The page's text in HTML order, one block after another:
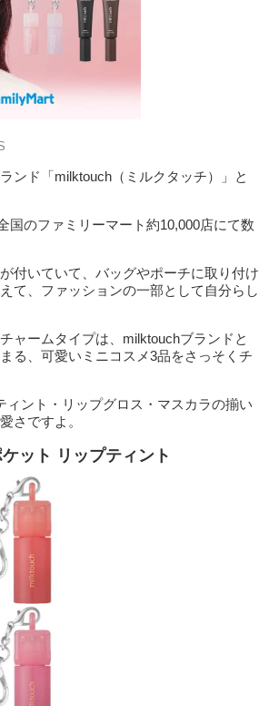
ンド「milktouch（ミルクタッチ）」と
国のファミリーマート約10,000店にて数
付いていて、バッグやポーチに取り付け
て、ファッションの一部として自分らし
ャームタイプは、milktouchブランドと
る、可愛いミニコスメ3品をさっそくチ
ント・リップグロス・マスカラの揃い
さですよ。
ット リップティント